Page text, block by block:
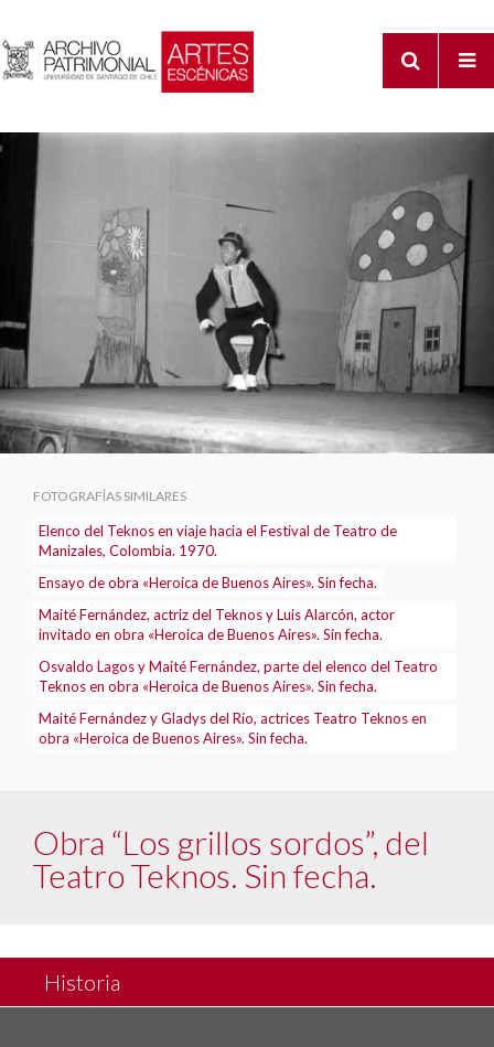
FOTOGRAFÍAS SIMILARES
Elenco del Teknos en viaje hacia el Festival de Teatro de
Manizales, Colombia. 1970.
Ensayo de obra «Heroica de Buenos Aires». Sin fecha.
Maité Fernández, actriz del Teknos y Luis Alarcón, actor
invitado en obra «Heroica de Buenos Aires». Sin fecha.
Osvaldo Lagos y Maité Fernández, parte del elenco del Teatro
Teknos en obra «Heroica de Buenos Aires». Sin fecha.
Maité Fernández y Gladys del Río, actrices Teatro Teknos en
obra «Heroica de Buenos Aires». Sin fecha.
Obra “Los grillos sordos”, del
Teatro Teknos. Sin fecha.
Historia